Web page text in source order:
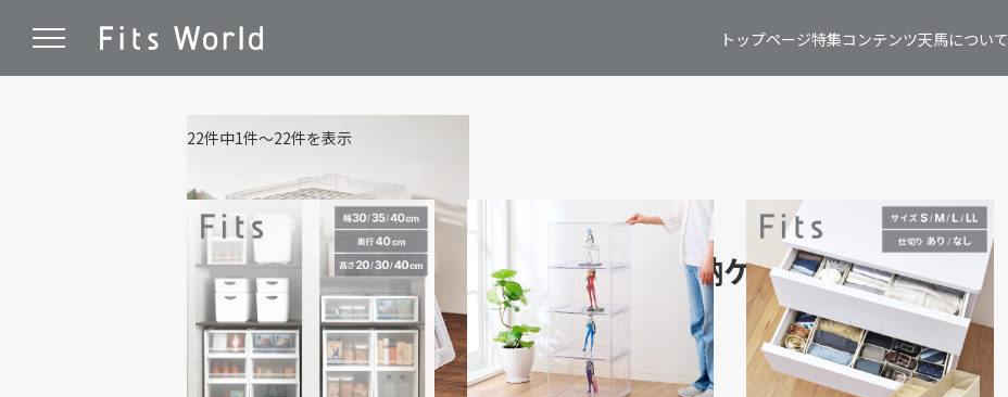
トップページ特集コンテンツ天馬について
収納ボックス/収納ケース
22件中1件～22件を表示